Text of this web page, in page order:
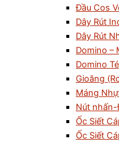
Đầu Cos
Dây Rút
Dây Rút
Domino –
Domino
Gioăng
Máng
Nút
Ốc Siết
Ốc Siết